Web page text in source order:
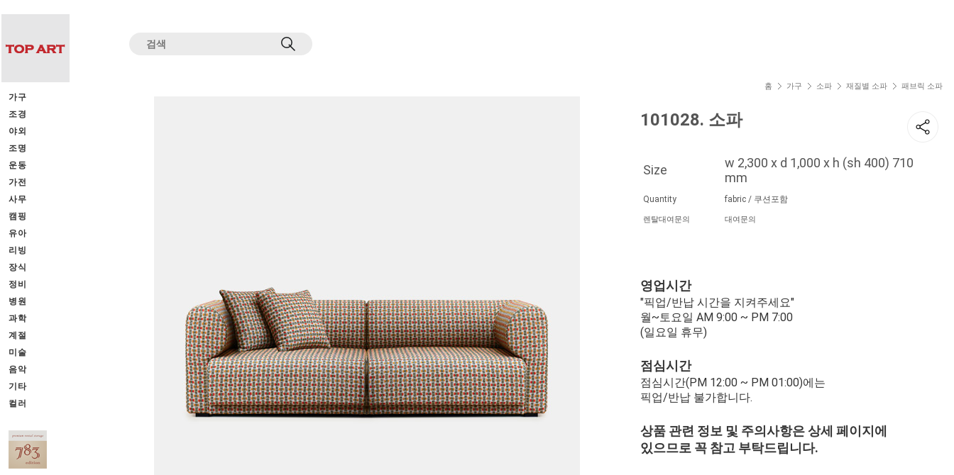
홈 가구 소파 재질별 소파 패브릭 소파
101028. 소파
Size
w 2,300 x d 1,000 x h (sh 400) 710
mm
Quantity fabric / 쿠션포함
렌탈대여문의 대여문의
영업시간
"픽업/반납 시간을 지켜주세요"
월~토요일 AM 9:00 ~ PM 7:00
(일요일 휴무)
점심시간
점심시간(PM 12:00 ~ PM 01:00)에는
픽업/반납 불가합니다.
상품 관련 정보 및 주의사항은 상세 페이지에
있으므로 꼭 참고 부탁드립니다.
가구
조경
야외
조명
운동
가전
사무
캠핑
유아
리빙
장식
정비
병원
과학
계절
미술
음악
기타
컬러